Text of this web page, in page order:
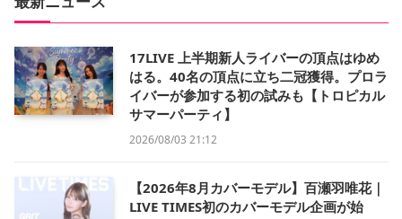
17LIVE 上半期新人ライバーの頂点はゆめ
はる。40名の頂点に立ち二冠獲得。プロラ
イバーが参加する初の試みも【トロピカル
サマーパーティ】
2026/08/03 21:12
【2026年8月カバーモデル】百瀬羽唯花｜
LIVE TIMES初のカバーモデル企画が始